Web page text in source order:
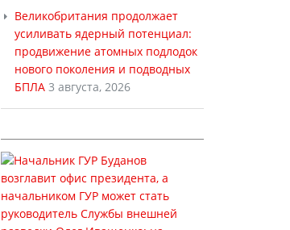
Великобритания продолжает
усиливать ядерный потенциал:
продвижение атомных подлодок
нового поколения и подводных
БПЛА 3 августа, 2026